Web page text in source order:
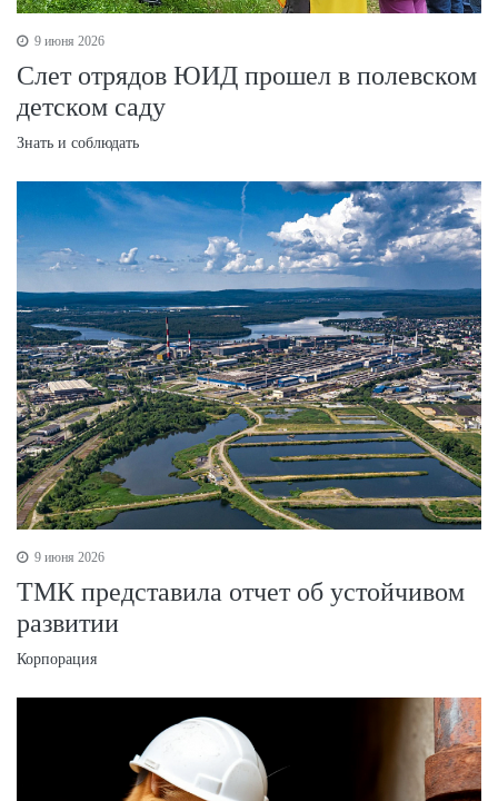
9 июня 2026
Слет отрядов ЮИД прошел в полевском
детском саду
Знать и соблюдать
9 июня 2026
ТМК представила отчет об устойчивом
развитии
Корпорация